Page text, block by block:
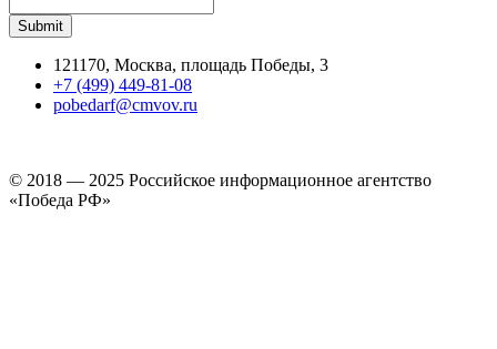
121170, Москва, площадь Победы, 3
+7 (499) 449-81-08
pobedarf@cmvov.ru
© 2018 — 2025 Российское информационное агентство
«Победа РФ»